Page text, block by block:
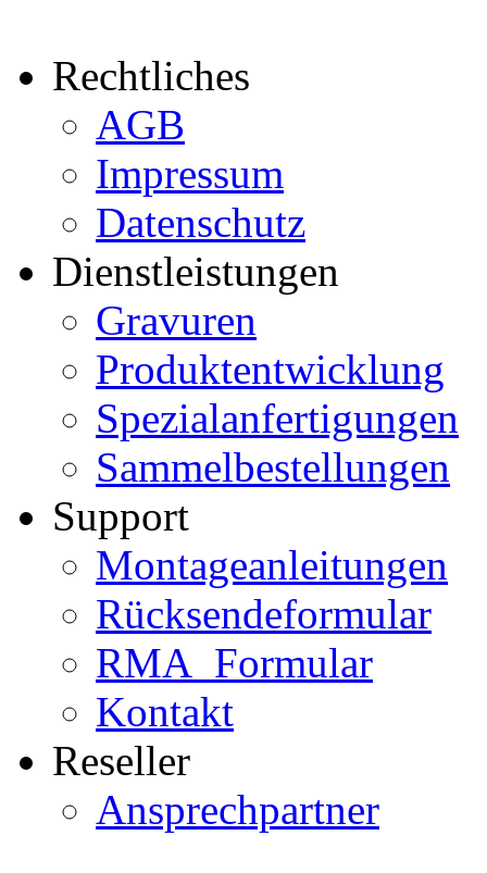
Rechtliches
AGB
Impressum
Datenschutz
Dienstleistungen
Gravuren
Produktentwicklung
Spezialanfertigungen
Sammelbestellungen
Support
Montageanleitungen
Rücksendeformular
RMA_Formular
Kontakt
Reseller
Ansprechpartner